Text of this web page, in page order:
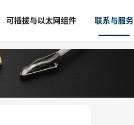
可插拔与以太网组件 联系与服务